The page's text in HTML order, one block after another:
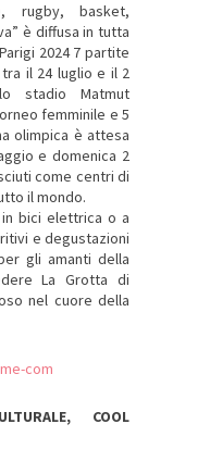
rugby, basket,
è diffusa in tutta
2024 7 partite
il 24 luglio e il 2
stadio Matmut
femminile e 5
olimpica è attesa
e domenica 2
come centri di
il mondo.
bici elettrica o a
e degustazioni
gli amanti della
La Grotta di
nel cuore della
com
COOL